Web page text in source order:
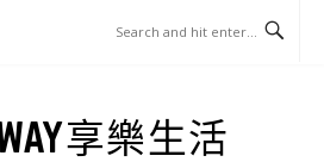
享樂生活